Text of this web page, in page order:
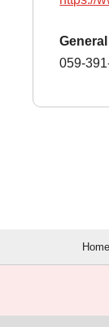
059-
Home